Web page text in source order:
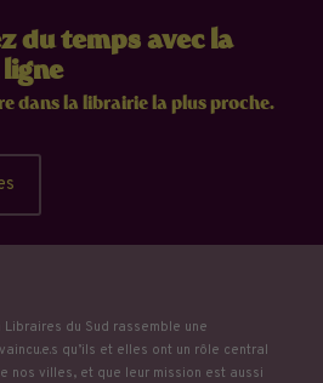
du temps avec la
dans la librairie la plus proche.
du Sud rassemble une
qu’ils et elles ont un rôle central
nos villes, et que leur mission est aussi